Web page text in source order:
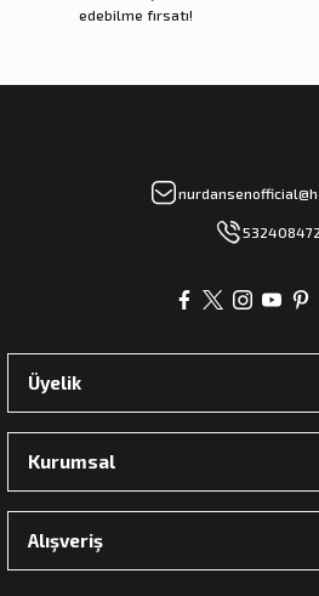
edebilme fırsatı!
Üyelik
Kurumsal
Alışveriş